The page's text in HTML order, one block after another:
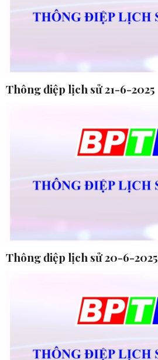
Thông điệp lịch sử 21-6-2025
Thông điệp lịch sử 20-6-2025